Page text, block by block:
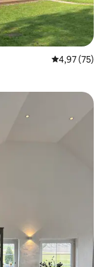
Calificación
4,97 (75)